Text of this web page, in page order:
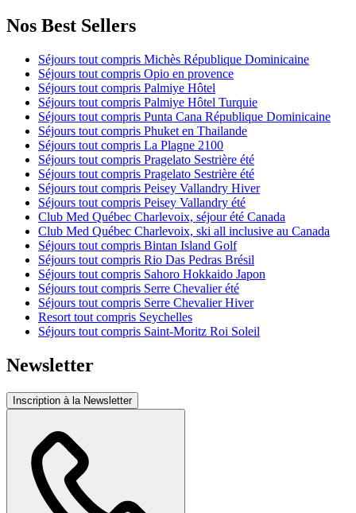
Nos Best Sellers
Séjours tout compris Michès République Dominicaine
Séjours tout compris Opio en provence
Séjours tout compris Palmiye Hôtel
Séjours tout compris Palmiye Hôtel Turquie
Séjours tout compris Punta Cana République Dominicaine
Séjours tout compris Phuket en Thailande
Séjours tout compris La Plagne 2100
Séjours tout compris Pragelato Sestrière été
Séjours tout compris Pragelato Sestrière été
Séjours tout compris Peisey Vallandry Hiver
Séjours tout compris Peisey Vallandry été
Club Med Québec Charlevoix, séjour été Canada
Club Med Québec Charlevoix, ski all inclusive au Canada
Séjours tout compris Bintan Island Golf
Séjours tout compris Rio Das Pedras Brésil
Séjours tout compris Sahoro Hokkaido Japon
Séjours tout compris Serre Chevalier été
Séjours tout compris Serre Chevalier Hiver
Resort tout compris Seychelles
Séjours tout compris Saint-Moritz Roi Soleil
Newsletter
Inscription à la Newsletter